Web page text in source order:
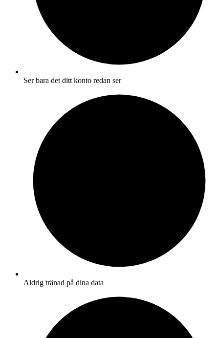
Ser bara det ditt konto redan ser
Aldrig tränad på dina data